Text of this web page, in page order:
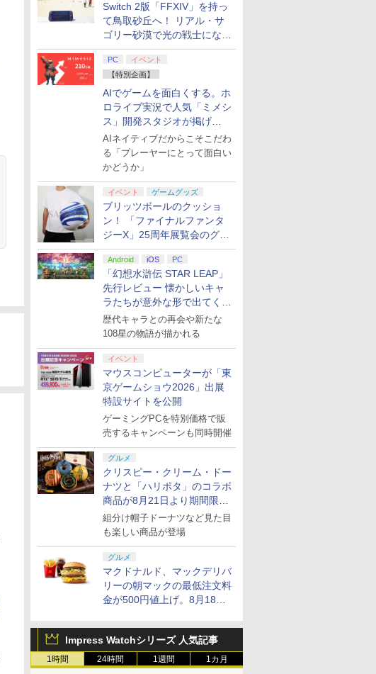
Switch 2版「FFXIV」を持っ
て鳥取砂丘へ！ リアル・サ
ゴリー砂漠で光の戦士になっ
てみた
PC
イベント
【特別企画】
AIでゲームを面白くする。ホ
ロライブ実況で人気「ミメシ
ス」開発スタジオが掲げ
る“AI活用の信念”とは？【講
演レポート】
AIネイティブだからこそこだわ
る「プレーヤーにとって面白い
かどうか」
イベント ゲームグッズ
ブリッツボールのクッショ
ン！ 「ファイナルファンタ
ジーX」25周年展覧会のグッ
ズ情報が公開
Android iOS PC
「幻想水滸伝 STAR LEAP」
先行レビュー 懐かしいキャ
ラたちが意外な形で出てくる
シリーズ完全新作！
歴代キャラとの再会や新たな
108星の物語が描かれる
イベント
マウスコンピューターが「東
京ゲームショウ2026」出展
特設サイトを公開
ゲーミングPCを特別価格で販
売するキャンペーンも同時開催
グルメ
クリスピー・クリーム・ドー
ナツと「ハリポタ」のコラボ
商品が8月21日より期間限定
で発売
組分け帽子ドーナツなど見た目
も楽しい商品が登場
グルメ
マクドナルド、マックデリバ
リーの朝マックの最低注文料
金が500円値上げ。8月18日
Impress Watchシリーズ 人気記事
1時間 24時間 1週間 1カ月